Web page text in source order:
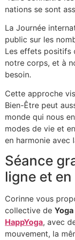
nations se sont
La Journée
public sur les
Les effets positifs
notre corps, et à
besoin.
Cette approche
Bien-Être peut
monde qui nous
modes de vie et
en harmonie avec
Séance
ligne et
Corinne vous
collective de
HappYoga, avec
mouvement, la